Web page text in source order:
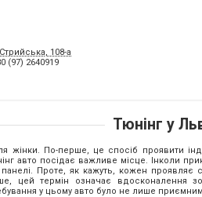
108-а
(97) 2640919
Тюнінг у
По-перше, це спосіб проявити
авто посідає важливе місце. Інколи
панелі. Проте, як кажуть, кожен
цей термін означає вдосконалення
у цьому авто було не лише